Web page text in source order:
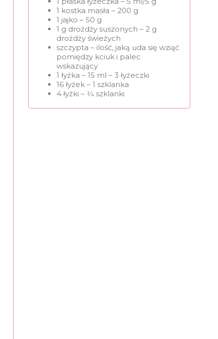
1 kostka masła – 200 g
1 jajko – 50 g
1 g drożdży suszonych – 2 g
drożdży świeżych
szczypta – ilość, jaką uda się wziąć
pomiędzy kciuk i palec
wskazujący
1 łyżka – 15 ml – 3 łyżeczki
16 łyżek – 1 szklanka
4 łyżki – 1⁄4 szklanki